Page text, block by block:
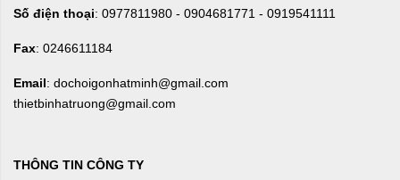
Số điện thoại: 0977811980 - 0904681771 - 0919541111
Fax: 0246611184
Email: dochoigonhatminh@gmail.com
thietbinhatruong@gmail.com
THÔNG TIN CÔNG TY